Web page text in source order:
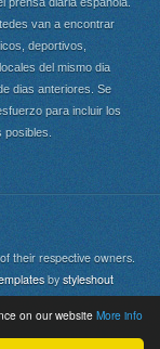
on our website More info
van a encontrar
deportivos,
del mismo dia
dias anteriores. Se
para incluir los
their respective owners.
by styleshout